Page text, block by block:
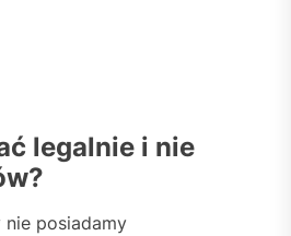
legalnie i nie
posiadamy